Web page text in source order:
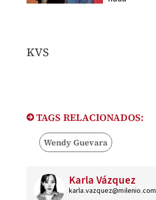
KVS
TAGS RELACIONADOS:
Wendy Guevara
Karla Vázquez
karla.vazquez@milenio.com